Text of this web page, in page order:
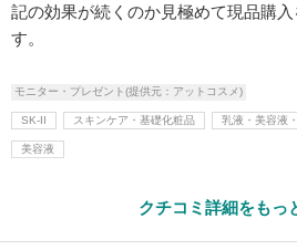
記の効果が続くのか見極めて現品購
す。
モニター・プレゼント(提供元：アットコスメ)
SK-II スキンケア・基礎化粧品 乳液・美容液
美容液
クチコミ詳細をもっ